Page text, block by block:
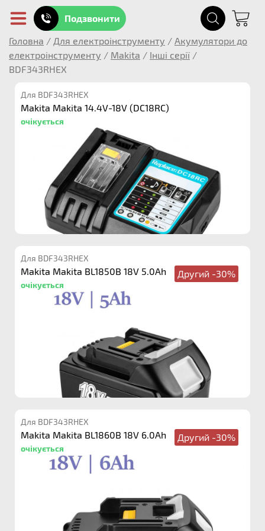
Подзвонити
Головна / Для електроінструменту / Акумулятори до
електроінструменту / Makita / Інші серії /
BDF343RHEX
Для BDF343RHEX
Makita Makita 14.4V-18V (DC18RC)
очікується
Для BDF343RHEX
Makita Makita BL1850B 18V 5.0Ah
очікується
Другий -30%
Для BDF343RHEX
Makita Makita BL1860B 18V 6.0Ah
очікується
Другий -30%